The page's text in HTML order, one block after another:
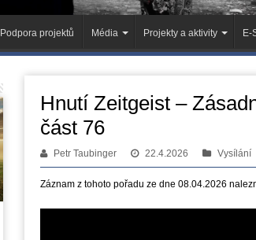
Podpora projektů Média Projekty a aktivity E-
Hnutí Zeitgeist –
část 76
Petr Taubinger 22.4.2026 Vysílání
Záznam z tohoto pořadu ze dne 08.04.2026